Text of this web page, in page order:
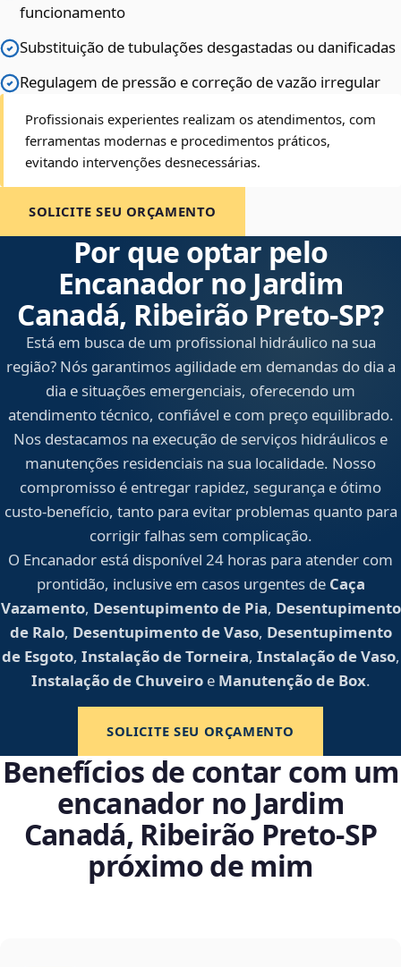
funcionamento
Substituição de tubulações desgastadas ou danificadas
Regulagem de pressão e correção de vazão irregular
Profissionais experientes realizam os atendimentos, com
ferramentas modernas e procedimentos práticos,
evitando intervenções desnecessárias.
SOLICITE SEU ORÇAMENTO
Por que optar pelo
Encanador no Jardim
Canadá, Ribeirão Preto‑SP?
Está em busca de um profissional hidráulico na sua
região? Nós garantimos agilidade em demandas do dia a
dia e situações emergenciais, oferecendo um
atendimento técnico, confiável e com preço equilibrado.
Nos destacamos na execução de serviços hidráulicos e
manutenções residenciais na sua localidade. Nosso
compromisso é entregar rapidez, segurança e ótimo
custo-benefício, tanto para evitar problemas quanto para
corrigir falhas sem complicação.
O Encanador está disponível 24 horas para atender com
prontidão, inclusive em casos urgentes de Caça
Vazamento, Desentupimento de Pia, Desentupimento
de Ralo, Desentupimento de Vaso, Desentupimento
de Esgoto, Instalação de Torneira, Instalação de Vaso,
Instalação de Chuveiroe Manutenção de Box.
SOLICITE SEU ORÇAMENTO
Benefícios de contar com um
encanador no Jardim
Canadá, Ribeirão Preto‑SP
próximo de mim